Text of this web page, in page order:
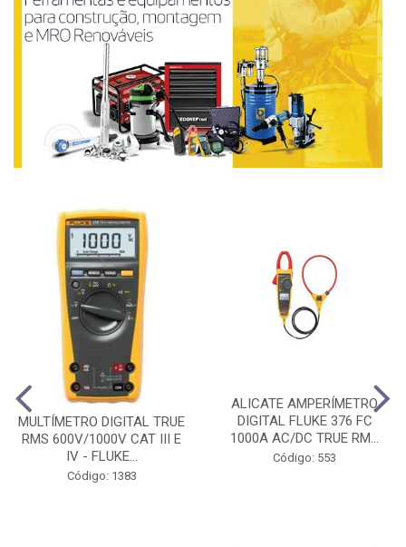
MULTÍMETRO DIGITAL TRUE
RMS 600V/1000V CAT III E
IV - FLUKE...
Código: 1383
ALICATE AMPERÍMETRO
DIGITAL FLUKE 376 FC
1000A AC/DC TRUE RM...
Código: 553